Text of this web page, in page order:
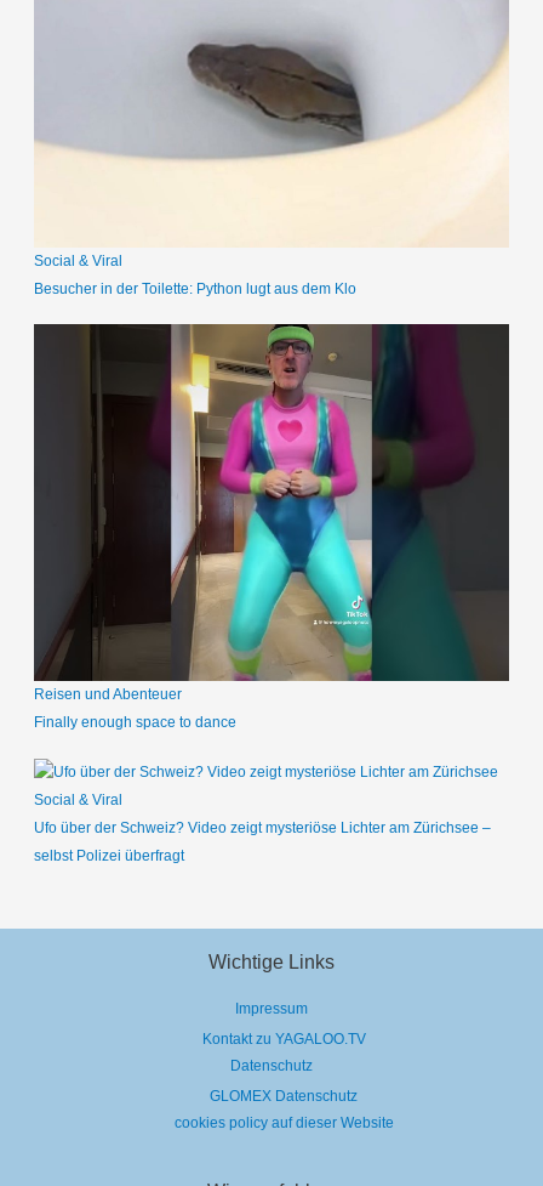
c
Social & Viral
Besucher in der Toilette: Python lugt aus dem Klo
Reisen und Abenteuer
Finally enough space to dance
Social & Viral
Ufo über der Schweiz? Video zeigt mysteriöse Lichter am Zürichsee –
selbst Polizei überfragt
Wichtige Links
Impressum
Kontakt zu YAGALOO.TV
Datenschutz
GLOMEX Datenschutz
cookies policy auf dieser Website